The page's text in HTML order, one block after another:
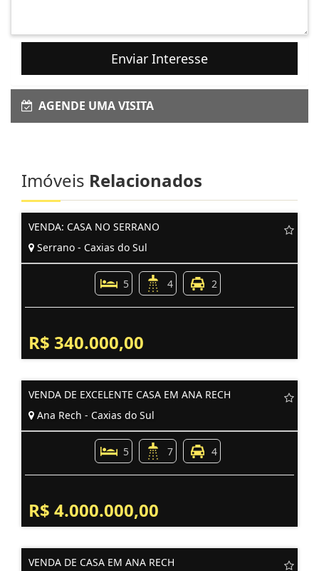
Enviar Interesse
AGENDE UMA VISITA
Imóveis Relacionados
VENDA: CASA NO SERRANO
Serrano - Caxias do Sul
5 4 2
R$ 340.000,00
VENDA DE EXCELENTE CASA EM ANA RECH
Ana Rech - Caxias do Sul
5 7 4
R$ 4.000.000,00
VENDA DE CASA EM ANA RECH